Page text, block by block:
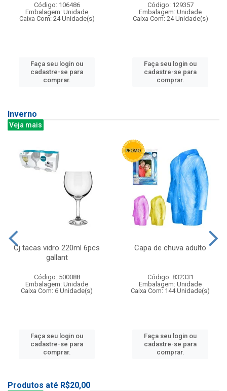
Código: 106486
Embalagem: Unidade
Caixa Com: 24 Unidade(s)
Faça seu login ou
cadastre-se para
comprar.
Código: 129357
Embalagem: Unidade
Caixa Com: 24 Unidade(s)
Faça seu login ou
cadastre-se para
comprar.
Inverno
Veja mais
Cj tacas vidro 220ml 6pcs
gallant
Código: 500088
Embalagem: Unidade
Caixa Com: 6 Unidade(s)
Faça seu login ou
cadastre-se para
comprar.
Capa de chuva adulto
Código: 832331
Embalagem: Unidade
Caixa Com: 144 Unidade(s)
Faça seu login ou
cadastre-se para
comprar.
Produtos até R$20,00